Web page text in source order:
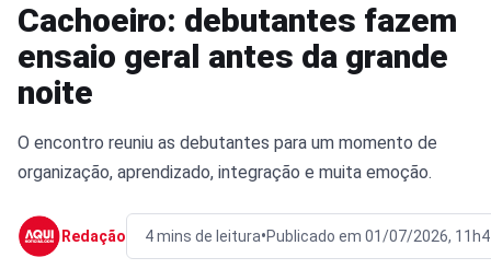
Cachoeiro: debutantes fazem
ensaio geral antes da grande
noite
O encontro reuniu as debutantes para um momento de
organização, aprendizado, integração e muita emoção.
Redação 4 mins de leitura•Publicado em 01/07/2026,